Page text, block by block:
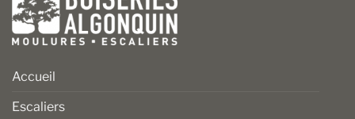
Accueil
Escaliers